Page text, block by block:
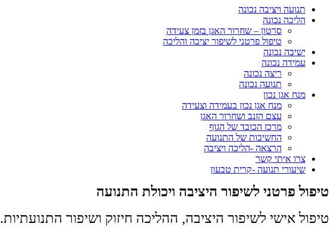
תנועה ויציבה נכונה
הליכה נכונה
סרטון – שחרור האגן בזמן צעידה
טיפול פרטני לשיפור יציבה והליכה
ישיבה נכונה
עמידה נכונה
ריצה נכונה
תנועה נכונה
מנח אגן נכון
מנח אגן נכון בעמידה וצעידה
עצם הזנב ושחרור האגן
מרכז הכובד של הגוף
החשיבות של התנועה
הרצאה -הליכה ויציבה
צרו איתי קשר
שיעורי תנועה -קרית טבעון
טיפול פרטני לשיפור היציבה ויכולת התנועה
טיפול אישי לשיפור היציבה, ההליכה חיזוק ושיפור התנועתיות.